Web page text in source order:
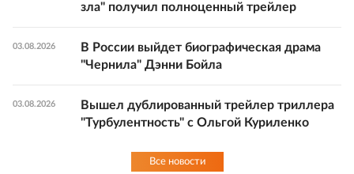
зла" получил полноценный трейлер
03.08.2026
В России выйдет биографическая драма
"Чернила" Дэнни Бойла
03.08.2026
Вышел дублированный трейлер триллера
"Турбулентность" с Ольгой Куриленко
Все новости